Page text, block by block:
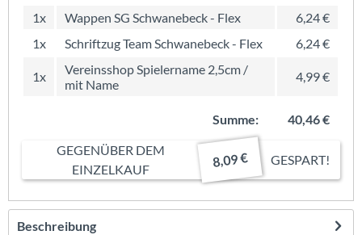
1x Wappen SG Schwanebeck - Flex
6,24 €
1x
Schriftzug Team Schwanebeck - Flex 6,24 €
1x
Vereinsshop Spielername 2,5cm /
mit Name
4,99 €
Summe:
40,46 €
GEGENÜBER DEM
EINZELKAUF
8,09 € GESPART!
Beschreibung